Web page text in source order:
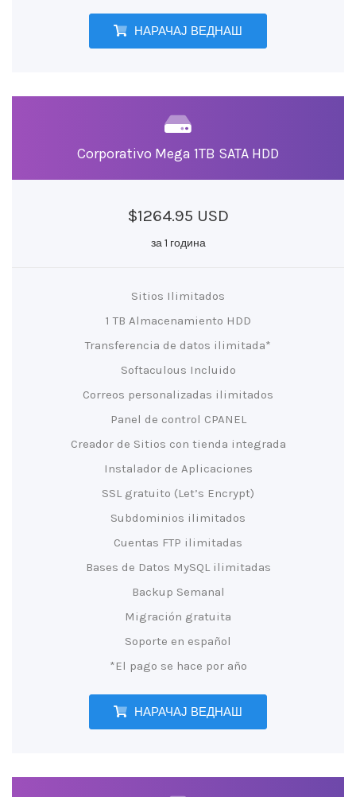
НАРАЧАЈ ВЕДНАШ
Corporativo Mega 1TB SATA HDD
$1264.95 USD
за 1 година
Sitios Ilimitados
1 TB Almacenamiento HDD
Transferencia de datos ilimitada*
Softaculous Incluido
Correos personalizadas ilimitados
Panel de control CPANEL
Creador de Sitios con tienda integrada
Instalador de Aplicaciones
SSL gratuito (Let’s Encrypt)
Subdominios ilimitados
Cuentas FTP ilimitadas
Bases de Datos MySQL ilimitadas
Backup Semanal
Migración gratuita
Soporte en español
*El pago se hace por año
НАРАЧАЈ ВЕДНАШ